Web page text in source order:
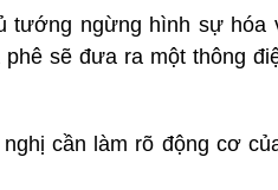
tướng ngừng hình sự
phê sẽ đưa ra một thông
cần làm rõ động cơ